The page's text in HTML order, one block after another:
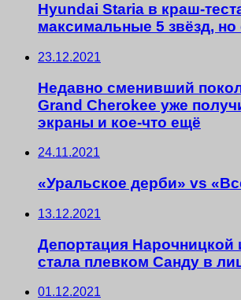
Hyundai Staria в краш-
максимальные 5 звёзд,
23.12.2021
Недавно сменивший
Grand Cherokee уже
экраны и кое-что ещё
24.11.2021
«Уральское дерби» vs
13.12.2021
Депортация Нарочницкой
стала плевком Санду в
01.12.2021